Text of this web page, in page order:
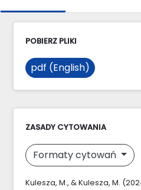
POBIERZ PLIKI
pdf (English)
ZASADY CYTOWANIA
Formaty cytowań
Kulesza, M., & Kulesza, M.